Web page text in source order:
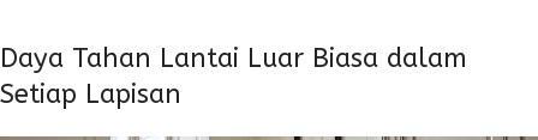
Daya Tahan Lantai Luar Biasa dalam
Setiap Lapisan